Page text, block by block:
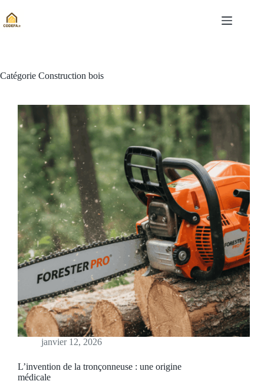
au
contenu
Catégorie Construction bois
janvier 12, 2026
L’invention de la tronçonneuse : une origine
médicale